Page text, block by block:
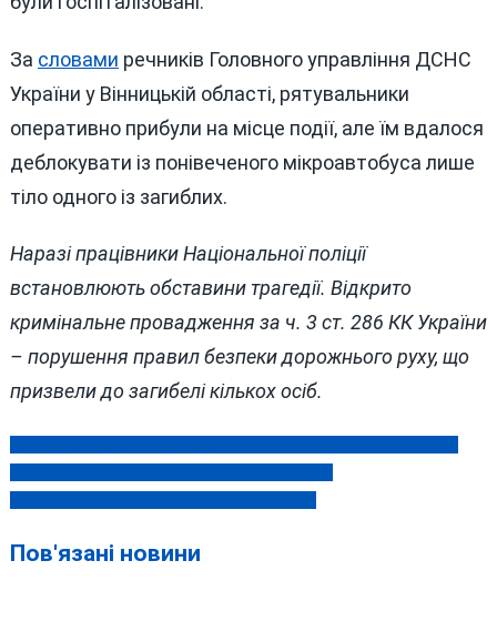
За словами речників Головного управління ДСНС
України у Вінницькій області, рятувальники
оперативно прибули на місце події, але їм вдалося
деблокувати із понівеченого мікроавтобуса лише
тіло одного із загиблих.
Наразі працівники Національної поліції
встановлюють обставини трагедії. Відкрито
кримінальне провадження за ч. 3 ст. 286 КК України
– порушення правил безпеки дорожнього руху, що
призвели до загибелі кількох осіб.
Навігація
записів
Пов'язані новини